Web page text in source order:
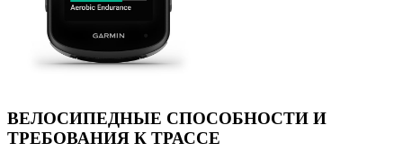
ВЕЛОСИПЕДНЫЕ СПОСОБНОСТИ И
ТРЕБОВАНИЯ К ТРАССЕ